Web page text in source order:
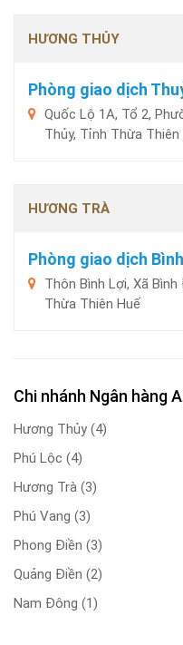
HƯƠNG THỦY
Phòng giao dịch
Quốc Lộ 1A, Tổ 2,
Thủy, Tỉnh Thừa Thiên
HƯƠNG TRÀ
Phòng giao dịch
Thôn Bình Lợi, Xã
Thừa Thiên Huế
Chi nhánh Ngân hàng
Hương Thủy (4)
Phú Lộc (4)
Hương Trà (3)
Phú Vang (3)
Phong Điền (3)
Quảng Điền (2)
Nam Đông (1)